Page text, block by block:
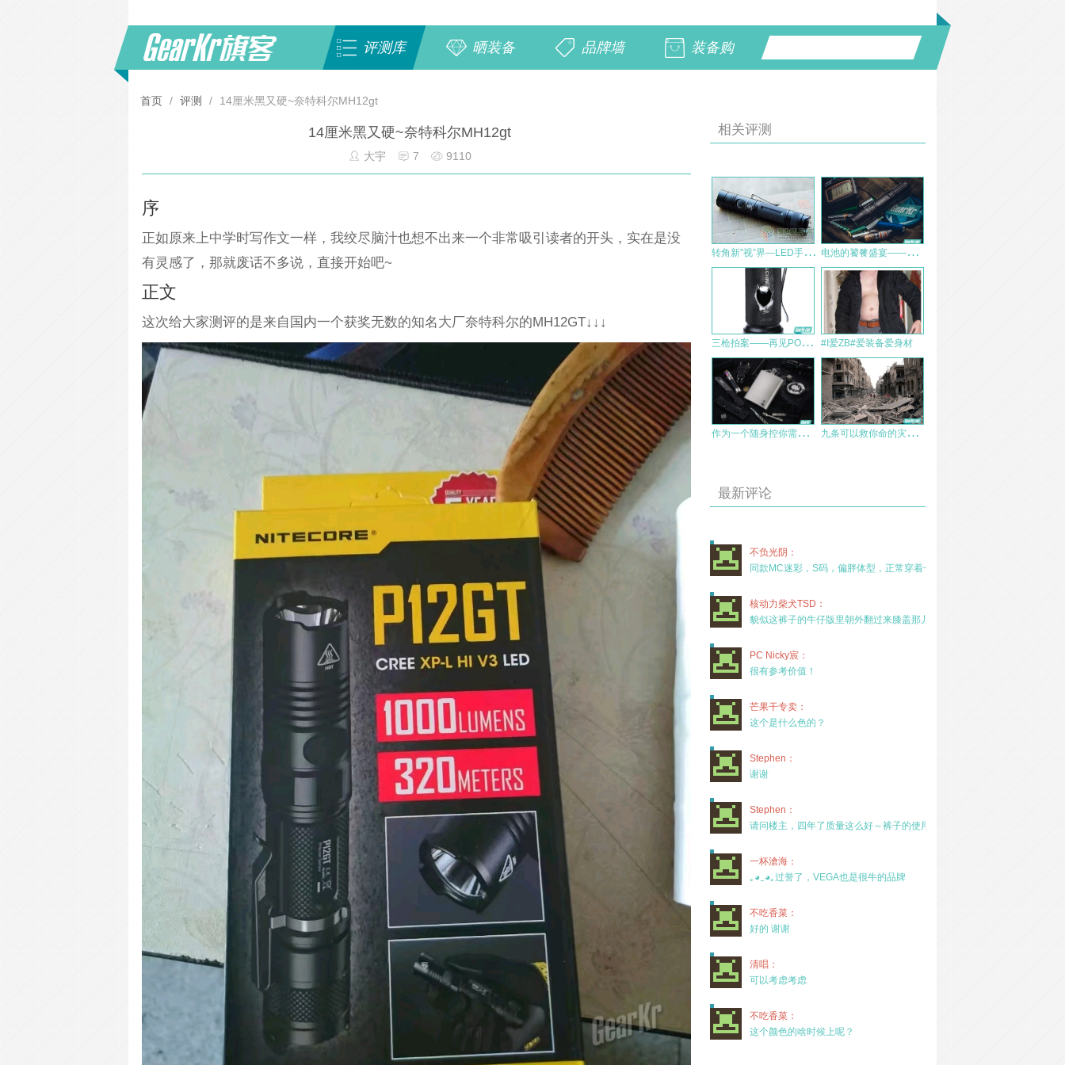
评测库 晒装备 品牌墙 装备购
首页 / 评测 / 14厘米黑又硬~奈特科尔MH12gt
14厘米黑又硬~奈特科尔MH12gt
大宇 7 9110
序
正如原来上中学时写作文一样，我绞尽脑汁也想不出来一个非常吸引读者的开头，实在是没
有灵感了，那就废话不多说，直接开始吧~
正文
这次给大家测评的是来自国内一个获奖无数的知名大厂奈特科尔的MH12GT↓↓↓
相关评测
转
角新”视”界—LED手电ROFIS JR20详细评测 电
池的饕餮盛宴——纳丽德新款神筒NEXTORCH TA10全网首测
三
枪拍案——再见POWERTAC WARRIOR武士战术手电 #I爱ZB#爱装备爱身材
作
为一个随身控你需要更会玩一点 九
条可以救你命的灾后城市生存技能
最新评论
不负光阴：
同款MC迷彩，S码，偏胖体型，正常穿着一年半，没
核动力柴犬TSD：
貌似这裤子的牛仔版里朝外翻过来膝盖那儿有放护膝的
PC Nicky宸：
很有参考价值！
芒果干专卖：
这个是什么色的？
Stephen：
谢谢
Stephen：
请问楼主，四年了质量这么好～裤子的使用率高吗？
一杯滄海：
｡◕‿◕｡过誉了，VEGA也是很牛的品牌
不吃香菜：
好的 谢谢
清唱：
可以考虑考虑
不吃香菜：
这个颜色的啥时候上呢？